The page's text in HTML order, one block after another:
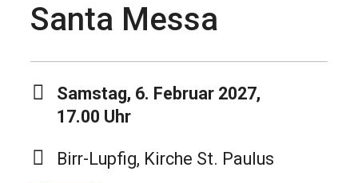
Santa Messa
Samstag, 6. Februar 2027,
17.00 Uhr
Birr-Lupfig, Kirche St. Paulus